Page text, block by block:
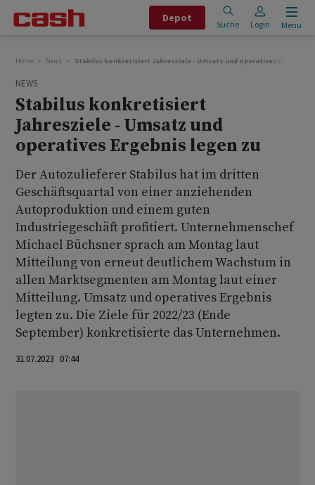
Depot
Suche Login Menu
Home News Stabilus konkretisiert Jahresziele - Umsatz und operatives Ergebnis
NEWS
Stabilus konkretisiert
Jahresziele - Umsatz und
operatives Ergebnis legen zu
Der Autozulieferer Stabilus hat im dritten
Geschäftsquartal von einer anziehenden
Autoproduktion und einem guten
Industriegeschäft profitiert. Unternehmenschef
Michael Büchsner sprach am Montag laut
Mitteilung von erneut deutlichem Wachstum in
allen Marktsegmenten am Montag laut einer
Mitteilung. Umsatz und operatives Ergebnis
legten zu. Die Ziele für 2022/23 (Ende
September) konkretisierte das Unternehmen.
31.07.2023 07:44